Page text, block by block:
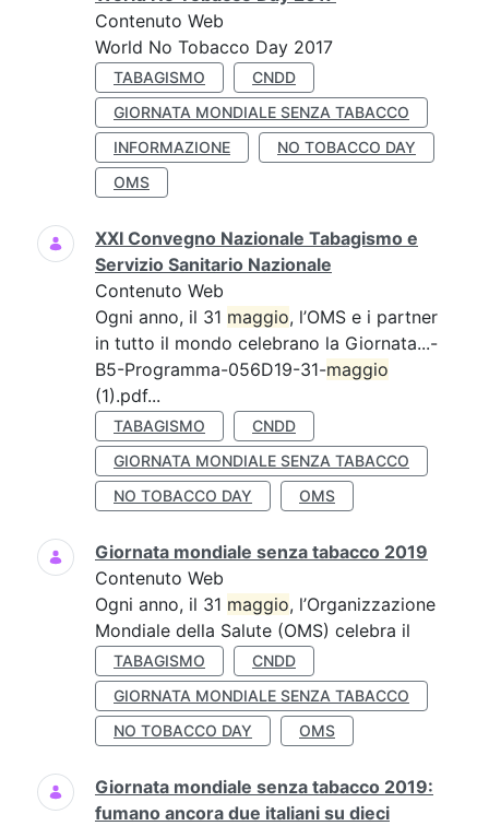
Contenuto Web
World No Tobacco Day 2017
TABAGISMO
CNDD
GIORNATA MONDIALE SENZA TABACCO
INFORMAZIONE
NO TOBACCO DAY
OMS
XXI Convegno Nazionale Tabagismo e
Servizio Sanitario Nazionale
Contenuto Web
Ogni anno, il 31 maggio, l’OMS e i partner
in tutto il mondo celebrano la Giornata...-
B5-Programma-056D19-31-maggio
(1).pdf...
TABAGISMO
CNDD
GIORNATA MONDIALE SENZA TABACCO
NO TOBACCO DAY
OMS
Giornata mondiale senza tabacco 2019
Contenuto Web
Ogni anno, il 31 maggio, l’Organizzazione
Mondiale della Salute (OMS) celebra il
TABAGISMO
CNDD
GIORNATA MONDIALE SENZA TABACCO
NO TOBACCO DAY
OMS
Giornata mondiale senza tabacco 2019:
fumano ancora due italiani su dieci